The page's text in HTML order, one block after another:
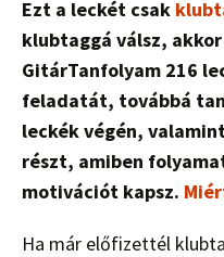
Ezt a leckét csak
klubtaggá válsz,
GitárTanfolyam 216
feladatát, továbbá
leckék végén,
részt, amiben
motivációt kapsz.
Ha már előfizettél